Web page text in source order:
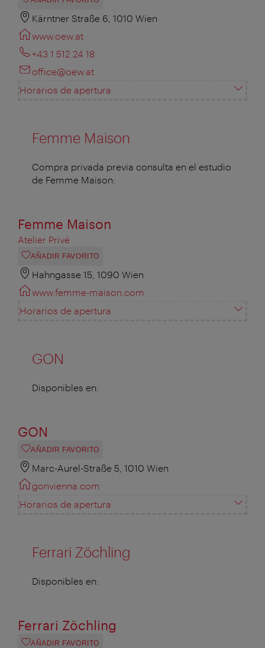
Kärntner Straße 6, 1010 Wien
www.oew.at
+43 1 512 24 18
office@oew.at
Horarios de apertura
Femme Maison
Compra privada previa consulta en el estudio
de Femme Maison:
Femme Maison
Atelier Privé
AÑADIR FAVORITO
Hahngasse 15, 1090 Wien
www.femme-maison.com
Horarios de apertura
GON
Disponibles en:
GON
AÑADIR FAVORITO
Marc-Aurel-Straße 5, 1010 Wien
gonvienna.com
Horarios de apertura
Ferrari Zöchling
Disponibles en:
Ferrari Zöchling
AÑADIR FAVORITO